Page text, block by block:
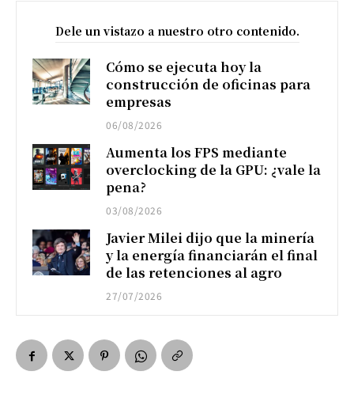
Dele un vistazo a nuestro otro contenido.
Cómo se ejecuta hoy la
construcción de oficinas para
empresas
06/08/2026
Aumenta los FPS mediante
overclocking de la GPU: ¿vale la
pena?
03/08/2026
Javier Milei dijo que la minería
y la energía financiarán el final
de las retenciones al agro
27/07/2026